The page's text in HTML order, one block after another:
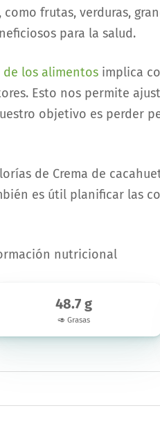
frutas, verduras,
para la salud.
los alimentos implica
Esto nos permite
objetivo es perder
de Crema de
es útil planificar las
nutricional
48.7 g
🥑 Grasas